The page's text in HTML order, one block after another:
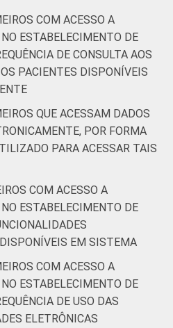
COM ACESSO A
ESTABELECIMENTO DE
DE CONSULTA AOS
PACIENTES DISPONÍVEIS
QUE ACESSAM DADOS
POR FORMA
PARA ACESSAR TAIS
COM ACESSO A
ESTABELECIMENTO DE
EM SISTEMA
COM ACESSO A
ESTABELECIMENTO DE
DE USO DAS
ELETRÔNICAS